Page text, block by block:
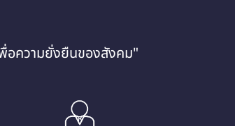
อความยั่งยืนของสังคม"